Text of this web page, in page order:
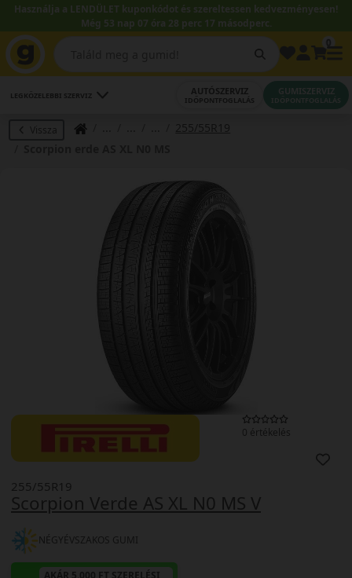
Használja a LENDÜLET kuponkódot és szereltessen kedvezményesen!
Még 53 nap 07 óra 28 perc 16 másodperc.
LEGKÖZELEBBI SZERVIZ AUTÓSZERVIZ
IDŐPONTFOGLALÁS
GUMISZERVIZ
IDŐPONTFOGLALÁS
Vissza
255/55R19
0 értékelés
Scorpion Verde AS XL N0 MS V
255/55R19
NÉGYÉVSZAKOS GUMI
AKÁR 5.000 FT SZERELÉSI